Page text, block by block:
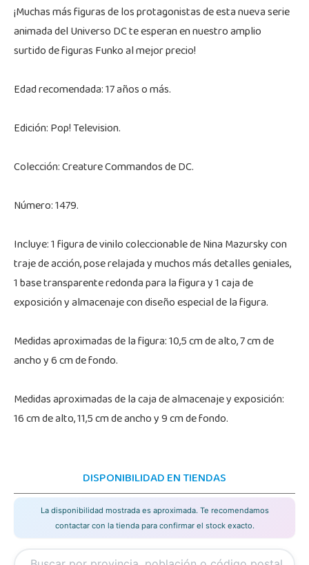
¡Muchas más figuras de los protagonistas de esta nueva serie
animada del Universo DC te esperan en nuestro amplio
surtido de figuras Funko al mejor precio!
Edad recomendada: 17 años o más.
Edición: Pop! Television.
Colección: Creature Commandos de DC.
Número: 1479.
Incluye: 1 figura de vinilo coleccionable de Nina Mazursky con
traje de acción, pose relajada y muchos más detalles geniales,
1 base transparente redonda para la figura y 1 caja de
exposición y almacenaje con diseño especial de la figura.
Medidas aproximadas de la figura: 10,5 cm de alto, 7 cm de
ancho y 6 cm de fondo.
Medidas aproximadas de la caja de almacenaje y exposición:
16 cm de alto, 11,5 cm de ancho y 9 cm de fondo.
DISPONIBILIDAD EN TIENDAS
La disponibilidad mostrada es aproximada. Te recomendamos
contactar con la tienda para confirmar el stock exacto.